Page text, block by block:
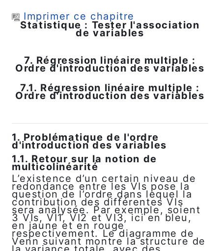
Imprimer ce chapitre
Statistique : Tester l'association
de variables
7. Régression linéaire multiple :
Ordre d'introduction des variables
7.1. Régression linéaire multiple :
Ordre d'introduction des variables
1. Problématique de l'ordre
d'introduction des variables
1.1. Retour sur la notion de
multicolinéarité
L’existence d’un certain niveau de
redondance entre les VIs pose la
question de l’ordre dans lequel la
contribution des différentes VIs
sera analysée. Par exemple, soient
3 VIs, VI1, VI2 et VI3, ici en bleu,
en jaune et en rouge
respectivement. Le diagramme de
Venn suivant montre la structure de